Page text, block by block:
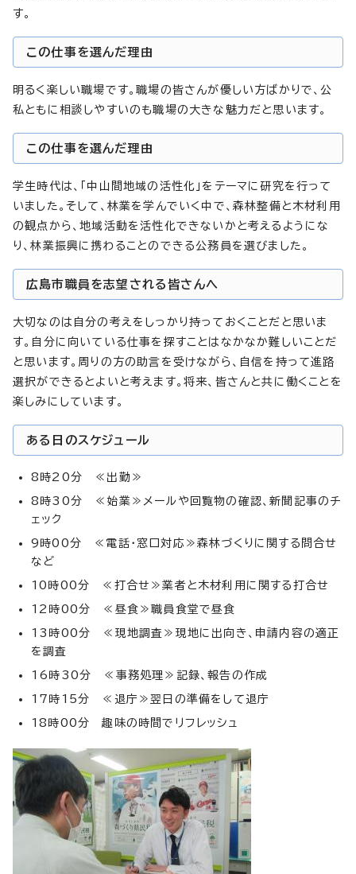
す。
この仕事を選んだ理由
明るく楽しい職場です。職場の皆さんが優しい方ばかりで、公
私ともに相談しやすいのも職場の大きな魅力だと思います。
この仕事を選んだ理由
学生時代は、「中山間地域の活性化」をテーマに研究を行って
いました。そして、林業を学んでいく中で、森林整備と木材利用
の観点から、地域活動を活性化できないかと考えるようにな
り、林業振興に携わることのできる公務員を選びました。
広島市職員を志望される皆さんへ
大切なのは自分の考えをしっかり持っておくことだと思いま
す。自分に向いている仕事を探すことはなかなか難しいことだ
と思います。周りの方の助言を受けながら、自信を持って進路
選択ができるとよいと考えます。将来、皆さんと共に働くことを
楽しみにしています。
ある日のスケジュール
8時20分 ≪出勤≫
8時30分 ≪始業≫メールや回覧物の確認、新聞記事のチ
ェック
9時00分 ≪電話・窓口対応≫森林づくりに関する問合せ
など
10時00分 ≪打合せ≫業者と木材利用に関する打合せ
12時00分 ≪昼食≫職員食堂で昼食
13時00分 ≪現地調査≫現地に出向き、申請内容の適正
を調査
16時30分 ≪事務処理≫記録、報告の作成
17時15分 ≪退庁≫翌日の準備をして退庁
18時00分 趣味の時間でリフレッシュ